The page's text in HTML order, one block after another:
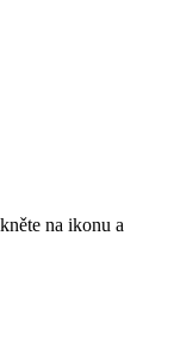
na ikonu a